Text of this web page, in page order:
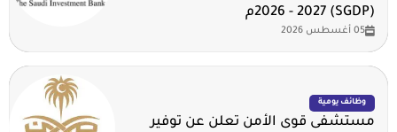
(SGDP) 2026 - 2027م
05 أغسطس 2026
وظائف يومية
مستشفى قوى الأمن تعلن عن توفير